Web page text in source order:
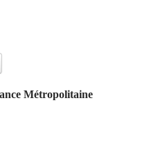
Métropolitaine